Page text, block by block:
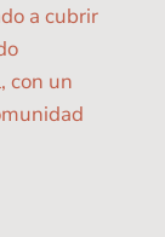
a cubrir
con un